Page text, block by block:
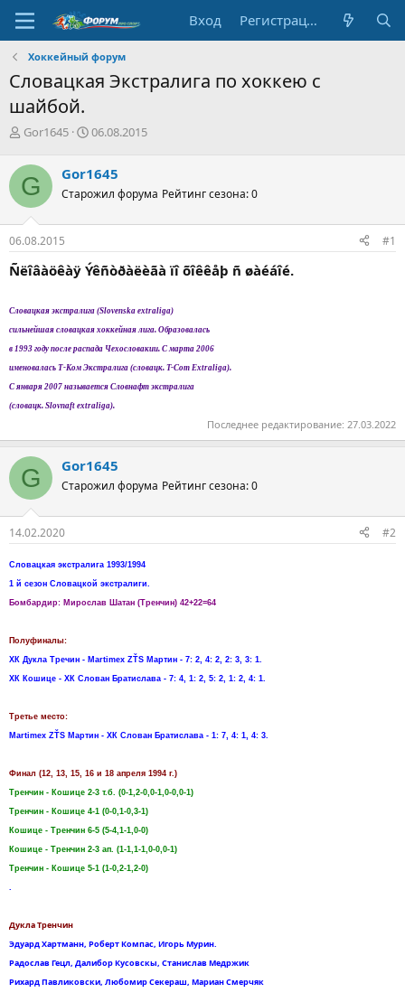
Вход Регистрация
Хоккейный форум
Словацкая Экстралига по хоккею с
шайбой.
А
т
о
р
т
е
м
ы
Gor1645
Д
а
н
ч
л
а
06.08.2015
G Gor1645
Старожил форума Рейтинг сезона: 0
06.08.2015 #1
Ñëîâàöêàÿ Ýêñòðàëèãà ïî õîêêåþ ñ øàéáîé.
Словацкая экстралига (Slovenskа extraliga)
сильнейшая словацкая хоккейная лига. Образовалась
в 1993 году после распада Чехословакии. С марта 2006
именовалась Т-Ком Экстралига (словацк. T-Com Extraliga).
С января 2007 называется Словнафт экстралига
(словацк. Slovnaft extraliga).
Последнее редактирование: 27.03.2022
G Gor1645
Старожил форума Рейтинг сезона: 0
14.02.2020 #2
Словацкая экстралига 1993/1994
1 й сезон Словацкой экстралиги.
Бомбардир: Мирослав Шатан (Тренчин) 42+22=64
Полуфиналы:
ХК Дукла Тречин - Martimex ZŤS Мартин - 7: 2, 4: 2, 2: 3, 3: 1.
ХК Кошице - ХК Слован Братислава - 7: 4, 1: 2, 5: 2, 1: 2, 4: 1.
Третье место:
Martimex ZŤS Мартин - ХК Слован Братислава - 1: 7, 4: 1, 4: 3.
Финал (12, 13, 15, 16 и 18 апреля 1994 г.)
Тренчин - Кошице 2-3 т.б. (0-1,2-0,0-1,0-0,0-1)
Тренчин - Кошице 4-1 (0-0,1-0,3-1)
Кошице - Тренчин 6-5 (5-4,1-1,0-0)
Кошице - Тренчин 2-3 ап. (1-1,1-1,0-0,0-1)
Тренчин - Кошице 5-1 (1-0,2-1,2-0)
Дукла Тренчин
Эдуард Хартманн, Роберт Компас, Игорь Мурин.
Радослав Гецл, Далибор Кусовскы, ​​Станислав Медржик
Рихард Павликовски, Любомир Секераш, Мариан Смерчяк